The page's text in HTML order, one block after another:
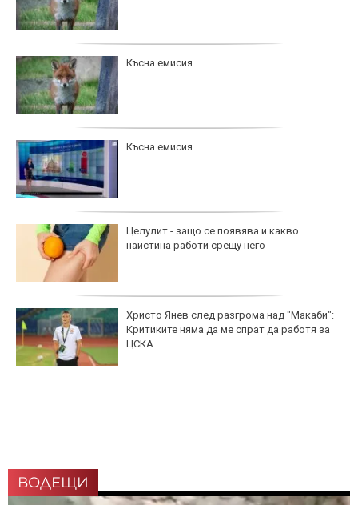
Късна емисия
Късна емисия
Целулит - защо се появява и какво
наистина работи срещу него
Христо Янев след разгрома над "Макаби":
Критиките няма да ме спрат да работя за
ЦСКА
ВОДЕЩИ